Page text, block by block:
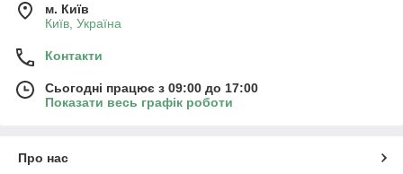
м. Київ
Київ, Україна
Контакти
Сьогодні працює з 09:00 до 17:00
Показати весь графік роботи
Про нас